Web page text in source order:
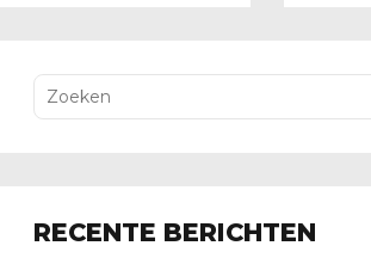
RECENTE BERICHTEN